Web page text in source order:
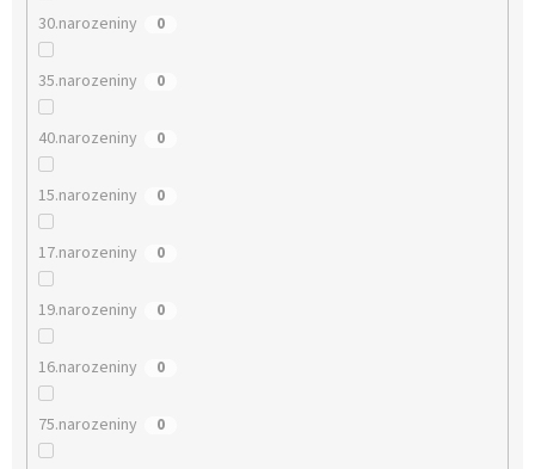
30.narozeniny 0
35.narozeniny 0
40.narozeniny 0
15.narozeniny 0
17.narozeniny 0
19.narozeniny 0
16.narozeniny 0
75.narozeniny 0